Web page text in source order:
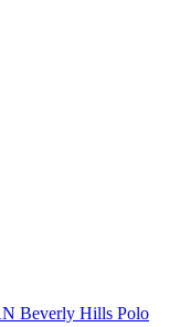
Beverly Hills Polo